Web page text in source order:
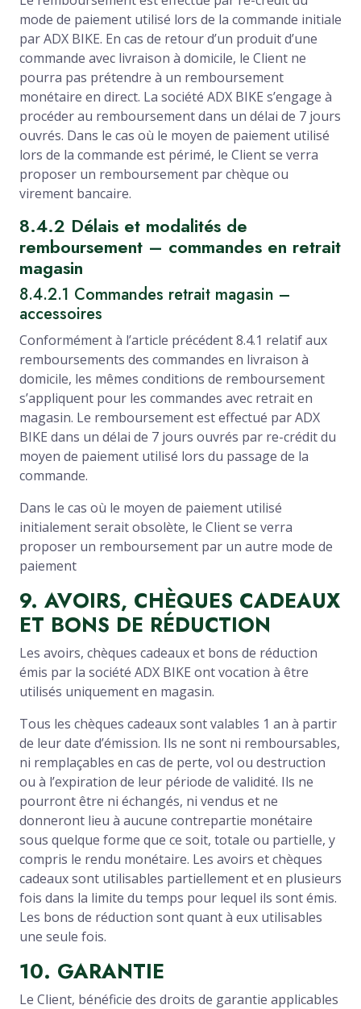
mode de paiement utilisé lors de la commande initiale
par ADX BIKE. En cas de retour d’un produit d’une
commande avec livraison à domicile, le Client ne
pourra pas prétendre à un remboursement
monétaire en direct. La société ADX BIKE s’engage à
procéder au remboursement dans un délai de 7 jours
ouvrés. Dans le cas où le moyen de paiement utilisé
lors de la commande est périmé, le Client se verra
proposer un remboursement par chèque ou
virement bancaire.
8.4.2 Délais et modalités de
remboursement – commandes en retrait
magasin
8.4.2.1 Commandes retrait magasin –
accessoires
Conformément à l’article précédent 8.4.1 relatif aux
remboursements des commandes en livraison à
domicile, les mêmes conditions de remboursement
s’appliquent pour les commandes avec retrait en
magasin. Le remboursement est effectué par ADX
BIKE dans un délai de 7 jours ouvrés par re-crédit du
moyen de paiement utilisé lors du passage de la
commande.
Dans le cas où le moyen de paiement utilisé
initialement serait obsolète, le Client se verra
proposer un remboursement par un autre mode de
paiement
9. AVOIRS, CHÈQUES CADEAUX
ET BONS DE RÉDUCTION
Les avoirs, chèques cadeaux et bons de réduction
émis par la société ADX BIKE ont vocation à être
utilisés uniquement en magasin.
Tous les chèques cadeaux sont valables 1 an à partir
de leur date d’émission. Ils ne sont ni remboursables,
ni remplaçables en cas de perte, vol ou destruction
ou à l’expiration de leur période de validité. Ils ne
pourront être ni échangés, ni vendus et ne
donneront lieu à aucune contrepartie monétaire
sous quelque forme que ce soit, totale ou partielle, y
compris le rendu monétaire. Les avoirs et chèques
cadeaux sont utilisables partiellement et en plusieurs
fois dans la limite du temps pour lequel ils sont émis.
Les bons de réduction sont quant à eux utilisables
une seule fois.
10. GARANTIE
Le Client, bénéficie des droits de garantie applicables